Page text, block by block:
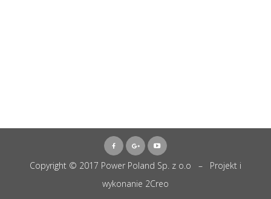
Copyright © 2017 Power Poland Sp. z o.o – Projekt i
wykonanie 2Creo